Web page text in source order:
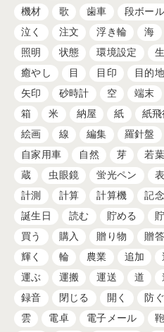
機材
歌 歯車 段ボール
泣く
注文 浮き輪 海
照明
状態 環境設定
癒やし
目 目印 目的地
矢印
砂時計 空 端末
箱
米 納屋 紙 紙
絵画
線 編集 羅針盤
自家用車
自然 芽 若葉
蔵
虫眼鏡 蛍光ペン
計測
計算 計算機 記
誕生日
読む 貯める
買う
購入 贈り物 贈答
輝く
輪 農業 追加
運ぶ
運搬 運送 道
録音
閉じる 開く 防ぐ
雲
電卓 電子メール 鞄